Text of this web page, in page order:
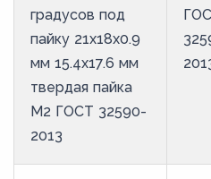
градусов под
пайку 21х18х0.9
мм 15.4х17.6 мм
твердая пайка
М2 ГОСТ 32590-
2013